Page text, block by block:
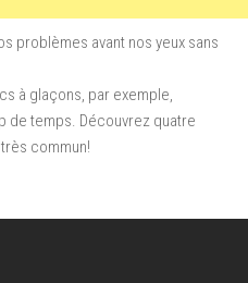
problèmes avant nos yeux sans
à glaçons, par exemple,
de temps. Découvrez quatre
commun!